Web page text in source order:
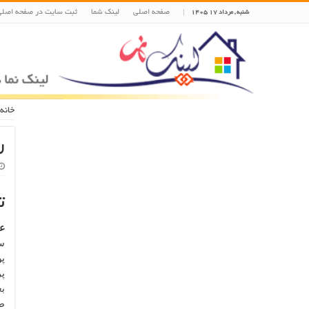
شنبه , مرداد ۱۷ ۱۴۰۵ صفحه اصلی لینک شما ثبت سایت در صفحه
خانه